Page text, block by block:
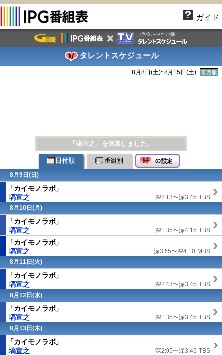
ガイド
タレントスケジュール
8月8日(土)~8月15日(土) 東西版
「塙宣之」を追加しました。
日付順 番組別
8月9日( 日 )
「カイモノラボ」
塙宣之
深2:13〜深3:45 TBS
8月10日(月)
「カイモノラボ」
塙宣之
深1:35〜深4:15 TBS
「カイモノラボ」
塙宣之
深3:55〜深4:10 MBS
8月11日(火)
「カイモノラボ」
塙宣之
深2:43〜深3:45 TBS
8月12日(水)
「カイモノラボ」
塙宣之
深1:35〜深3:45 TBS
8月13日(木)
「カイモノラボ」
塙宣之
深2:05〜深3:45 TBS